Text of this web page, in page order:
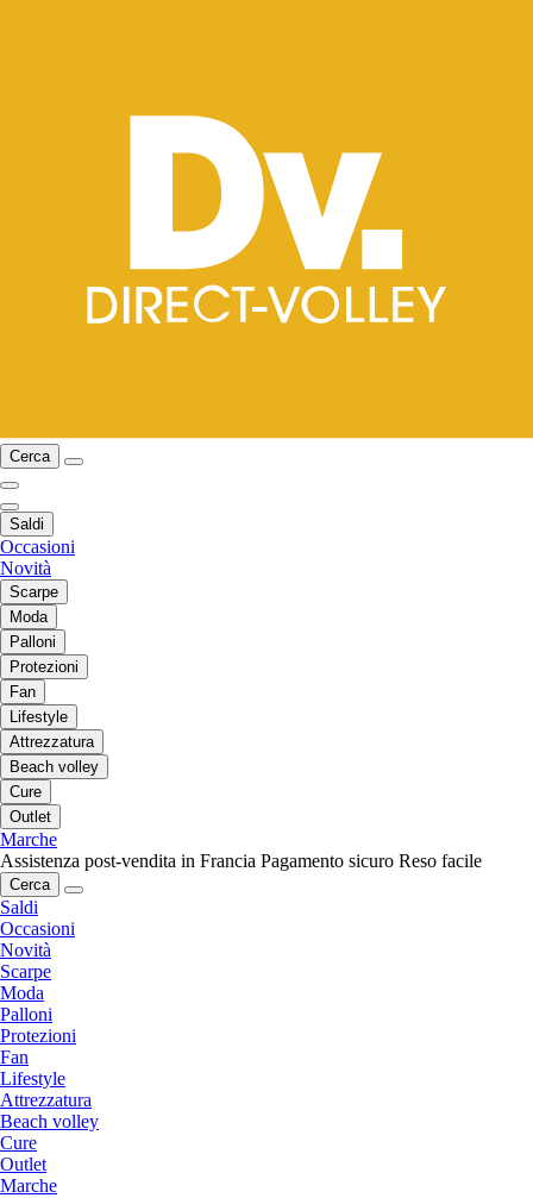
Cerca
Saldi
Occasioni
Novità
Scarpe
Moda
Palloni
Protezioni
Fan
Lifestyle
Attrezzatura
Beach volley
Cure
Outlet
Marche
Assistenza post-vendita in Francia Pagamento sicuro Reso facile
Cerca
Saldi
Occasioni
Novità
Scarpe
Moda
Palloni
Protezioni
Fan
Lifestyle
Attrezzatura
Beach volley
Cure
Outlet
Marche